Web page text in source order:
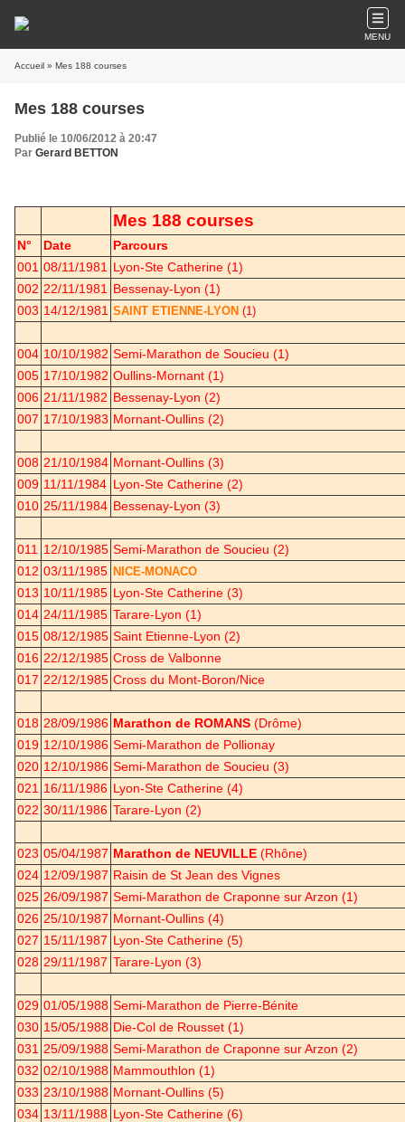
MENU
Accueil » Mes 188 courses
Mes 188 courses
Publié le 10/06/2012 à 20:47
Par Gerard BETTON
Mes 188 courses
N° Date
Parcours
001 08/11/1981
Lyon-Ste Catherine (1)
002 22/11/1981
Bessenay-Lyon (1)
003 14/12/1981 SAINT ETIENNE-LYON (1)
004 10/10/1982 Semi-Marathon de Soucieu (1)
005 17/10/1982 Oullins-Mornant (1)
006 21/11/1982 Bessenay-Lyon (2)
007 17/10/1983 Mornant-Oullins (2)
008 21/10/1984 Mornant-Oullins (3)
009 11/11/1984 Lyon-Ste Catherine (2)
010 25/11/1984 Bessenay-Lyon (3)
011 12/10/1985 Semi-Marathon de Soucieu (2)
012 03/11/1985 NICE-MONACO
013 10/11/1985 Lyon-Ste Catherine (3)
014 24/11/1985 Tarare-Lyon (1)
015 08/12/1985 Saint Etienne-Lyon (2)
016 22/12/1985 Cross de Valbonne
017 22/12/1985 Cross du Mont-Boron/Nice
018 28/09/1986 Marathon de ROMANS (Drôme)
019 12/10/1986 Semi-Marathon de Pollionay
020 12/10/1986 Semi-Marathon de Soucieu (3)
021 16/11/1986 Lyon-Ste Catherine (4)
022 30/11/1986 Tarare-Lyon (2)
023 05/04/1987 Marathon de NEUVILLE (Rhône)
024 12/09/1987 Raisin de St Jean des Vignes
025 26/09/1987 Semi-Marathon de Craponne sur Arzon (1)
026 25/10/1987 Mornant-Oullins (4)
027 15/11/1987 Lyon-Ste Catherine (5)
028 29/11/1987 Tarare-Lyon (3)
029 01/05/1988 Semi-Marathon de Pierre-Bénite
030 15/05/1988 Die-Col de Rousset (1)
031 25/09/1988 Semi-Marathon de Craponne sur Arzon (2)
032 02/10/1988 Mammouthlon (1)
033 23/10/1988 Mornant-Oullins (5)
034 13/11/1988 Lyon-Ste Catherine (6)